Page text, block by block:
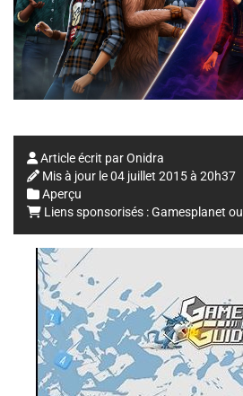
Article écrit parOnidra
Mis à jour le04 juillet 2015 à 20h37
Aperçu
Liens sponsorisés :Gamesplanet ou